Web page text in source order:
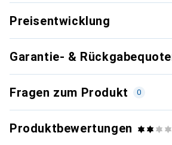
Preisentwicklung
Garantie- &
Fragen zum Produkt 0
Produktbewertungen